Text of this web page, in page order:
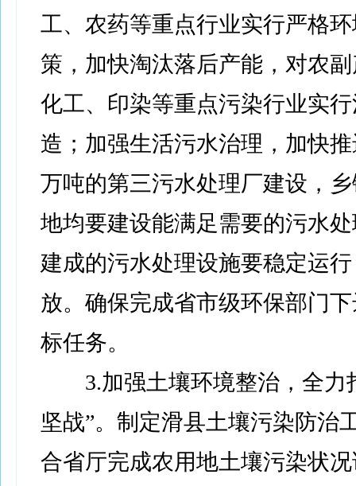
工、农药等重点行业实行严格
策，加快淘汰落后产能，对农
化工、印染等重点污染行业实
造；加强生活污水治理，加快
万吨的第三污水处理厂建设，
地均要建设能满足需要的污水
建成的污水处理设施要稳定运
放。确保完成省市级环保部门
标任务。
3.加强土壤环境整治，全力
坚战”。制定滑县土壤污染防治
合省厅完成农用地土壤污染状